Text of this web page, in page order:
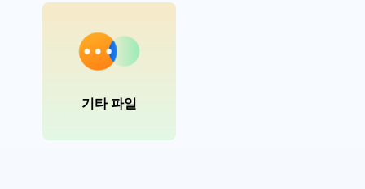
기타 파일